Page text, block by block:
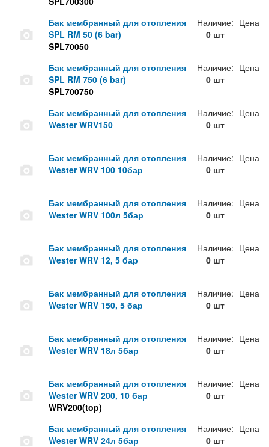
Бак мембранный для отопления
SPL RM 50 (6 bar)
SPL70050
Наличие:
0 шт
Цена
Бак мембранный для отопления
SPL RM 750 (6 bar)
SPL700750
Наличие:
0 шт
Цена
Бак мембранный для отопления
Wester WRV150
Наличие:
0 шт
Цена
Бак мембранный для отопления
Wester WRV 100 10бар
Наличие:
0 шт
Цена
Бак мембранный для отопления
Wester WRV 100л 5бар
Наличие:
0 шт
Цена
Бак мембранный для отопления
Wester WRV 12, 5 бар
Наличие:
0 шт
Цена
Бак мембранный для отопления
Wester WRV 150, 5 бар
Наличие:
0 шт
Цена
Бак мембранный для отопления
Wester WRV 18л 5бар
Наличие:
0 шт
Цена
Бак мембранный для отопления
Wester WRV 200, 10 бар
WRV200(top)
Наличие:
0 шт
Цена
Бак мембранный для отопления
Wester WRV 24л 5бар
Наличие:
0 шт
Цена